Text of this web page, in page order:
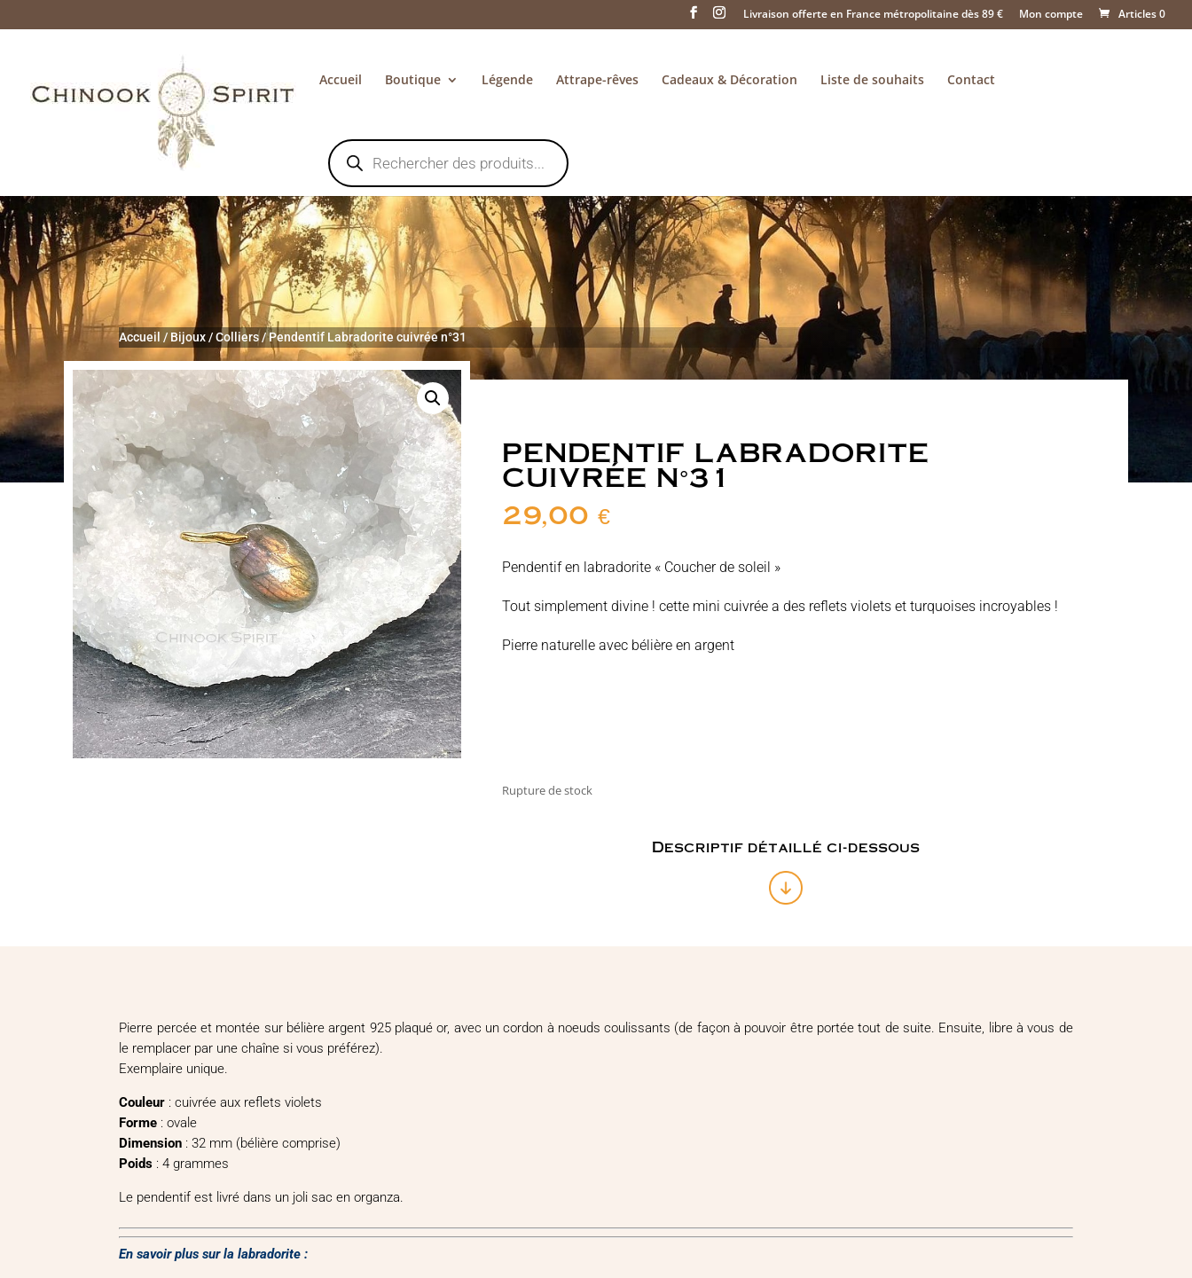
Livraison offerte en France métropolitaine dès 89 € Mon compte Articles 0
Accueil Boutique Légende Attrape-rêves Cadeaux & Décoration Liste de souhaits Contact
Recherche
de
produits
Accueil / Bijoux/Colliers/Pendentif Labradorite cuivrée n°31
PENDENTIF LABRADORITE
CUIVRÉE N°31
29,00€
Pendentif en labradorite « Coucher de soleil »
Tout simplement divine ! cette mini cuivrée a des reflets violets et turquoises incroyables !
Pierre naturelle avec bélière en argent
Rupture de stock
Descriptif détaillé ci-dessous
Pierre percée et montée sur bélière argent 925 plaqué or, avec un cordon à noeuds coulissants (de façon à pouvoir être portée tout de suite. Ensuite, libre à vous de
le remplacer par une chaîne si vous préférez).
Exemplaire unique.
Couleur : cuivrée aux reflets violets
Forme : ovale
Dimension : 32 mm (bélière comprise)
Poids : 4 grammes
Le pendentif est livré dans un joli sac en organza.
En savoir plus sur la labradorite :